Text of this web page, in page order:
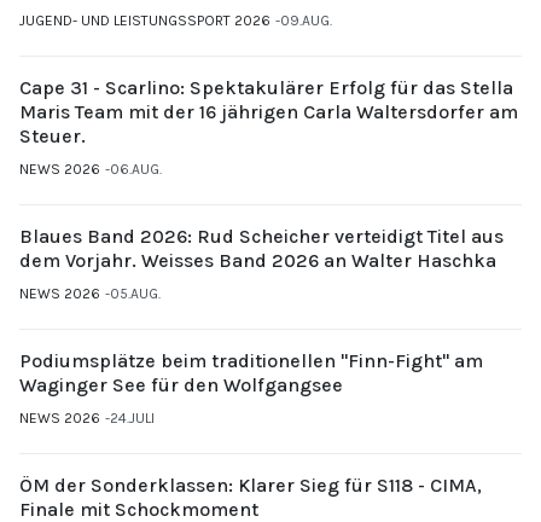
JUGEND- UND LEISTUNGSSPORT 2026 09.AUG.
Cape 31 - Scarlino: Spektakulärer Erfolg für das Stella
Maris Team mit der 16 jährigen Carla Waltersdorfer am
Steuer.
NEWS 2026 06.AUG.
Blaues Band 2026: Rud Scheicher verteidigt Titel aus
dem Vorjahr. Weisses Band 2026 an Walter Haschka
NEWS 2026 05.AUG.
Podiumsplätze beim traditionellen "Finn-Fight" am
Waginger See für den Wolfgangsee
NEWS 2026 24.JULI
ÖM der Sonderklassen: Klarer Sieg für S118 - CIMA,
Finale mit Schockmoment